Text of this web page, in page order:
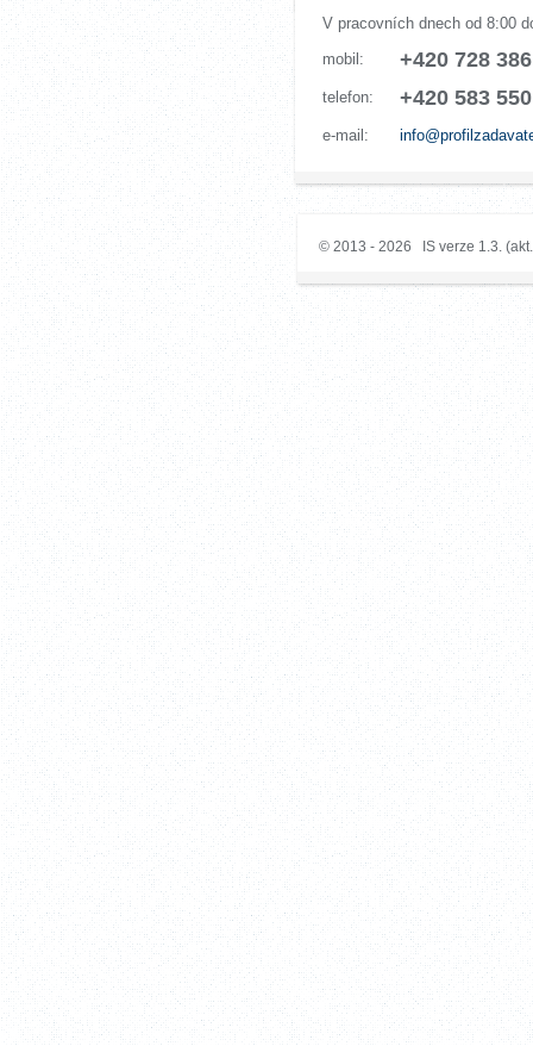
V pracovních dnech od 8:00
mobil:
+420 728
telefon: +420 583
e-mail:
© 2013 - 2026 IS verze 1.3.